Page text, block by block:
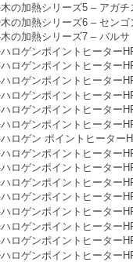
木の加熱シリーズ5 – アガチ
木の加熱シリーズ6 – セン
木の加熱シリーズ7 – バルサ
ハロゲンポイントヒーター
ハロゲンポイントヒーター
ハロゲンポイントヒーター
ハロゲンポイントヒーター
ハロゲンポイントヒーター
ハロゲンポイントヒーター
ハロゲン ポイントヒーター
ハロゲンポイントヒーター
ハロゲンポイントヒーター
ハロゲンポイントヒーター
ハロゲンポイントヒーター
ハロゲンポイントヒーター
ハロゲンポイントヒーター
ハロゲンポイントヒーター
ハロゲンポイントヒーター